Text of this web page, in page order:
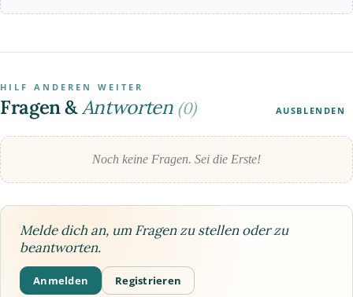
HILF ANDEREN WEITER
Fragen &Antworten (0) AUSBLENDEN
Noch keine Fragen. Sei die Erste!
Melde dich an, um Fragen zu stellen oder zu
beantworten.
Anmelden Registrieren